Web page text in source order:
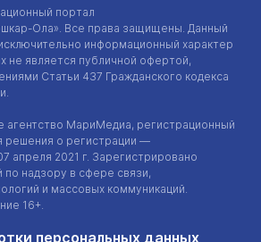
портал
Ола». Все права защищены. Данный
информационный характер
не является публичной офертой,
Статьи 437 Гражданского кодекса
МариМедиа, регистрационный
решения о регистрации —
апреля 2021 г. Зарегистрировано
надзору в сфере связи,
и массовых коммуникаций.
16+.
персональных данных